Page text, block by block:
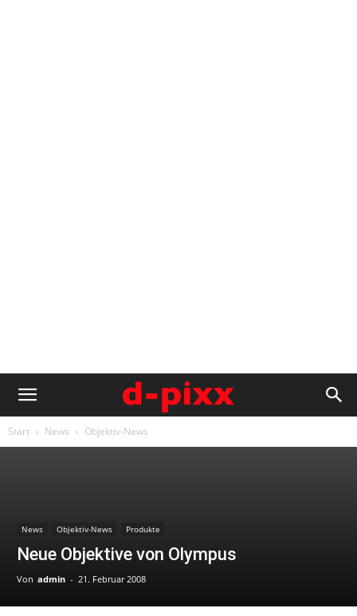
Start News Objektiv-News
News Objektiv-News Produkte
Neue Objektive von Olympus
Von admin - 21. Februar 2008